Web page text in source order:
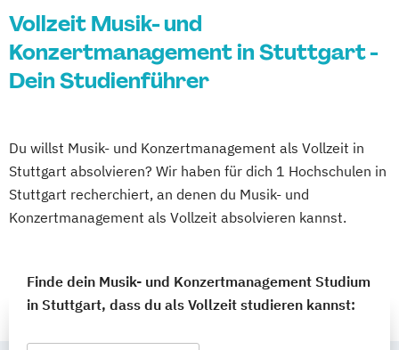
Vollzeit Musik- und
Konzertmanagement in Stuttgart -
Dein Studienführer
Du willst Musik- und Konzertmanagement als Vollzeit in
Stuttgart absolvieren? Wir haben für dich 1 Hochschulen in
Stuttgart recherchiert, an denen du Musik- und
Konzertmanagement als Vollzeit absolvieren kannst.
Finde dein Musik- und Konzertmanagement Studium
in Stuttgart, dass du als Vollzeit studieren kannst: